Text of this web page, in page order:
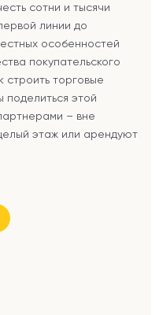
сотни и тысячи
линии до
особенностей
покупательского
торговые
поделиться этой
– вне
этаж или арендуют